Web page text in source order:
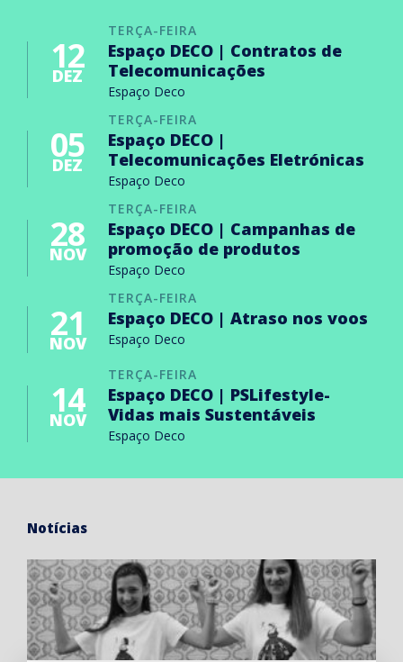
TERÇA-FEIRA
12
DEZ
Espaço DECO | Contratos de
Telecomunicações
Espaço Deco
TERÇA-FEIRA
05
DEZ
Espaço DECO |
Telecomunicações Eletrónicas
Espaço Deco
TERÇA-FEIRA
28
NOV
Espaço DECO | Campanhas de
promoção de produtos
Espaço Deco
TERÇA-FEIRA
21
NOV
Espaço DECO | Atraso nos voos
Espaço Deco
TERÇA-FEIRA
14
NOV
Espaço DECO | PSLifestyle-
Vidas mais Sustentáveis
Espaço Deco
Notícias